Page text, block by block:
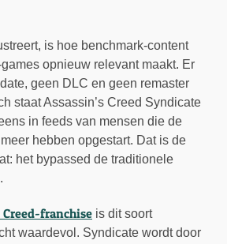
is hoe benchmark-content
opnieuw relevant maakt. Er
geen DLC en geen remaster
staat Assassin’s Creed Syndicate
in feeds van mensen die de
hebben opgestart. Dat is de
het bypassed de traditionele
Creed-franchise is dit soort
waardevol. Syndicate wordt door